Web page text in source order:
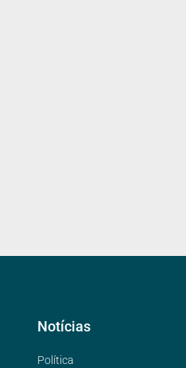
Notícias
Política